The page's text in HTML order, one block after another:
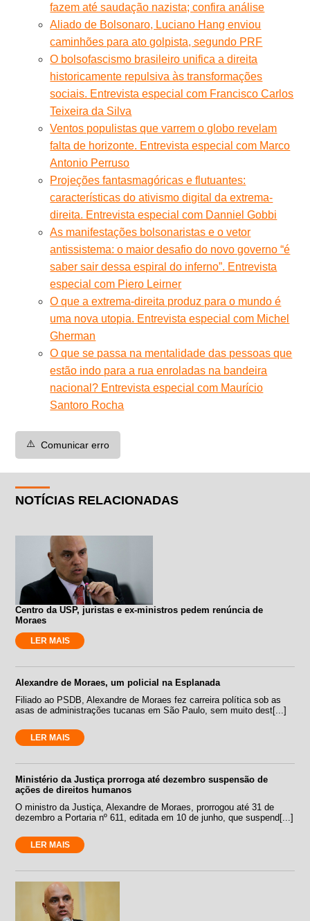
fazem até saudação nazista; confira análise
Aliado de Bolsonaro, Luciano Hang enviou
caminhões para ato golpista, segundo PRF
O bolsofascismo brasileiro unifica a direita
historicamente repulsiva às transformações
sociais. Entrevista especial com Francisco Carlos
Teixeira da Silva
Ventos populistas que varrem o globo revelam
falta de horizonte. Entrevista especial com Marco
Antonio Perruso
Projeções fantasmagóricas e flutuantes:
características do ativismo digital da extrema-
direita. Entrevista especial com Danniel Gobbi
As manifestações bolsonaristas e o vetor
antissistema: o maior desafio do novo governo “é
saber sair dessa espiral do inferno”. Entrevista
especial com Piero Leirner
O que a extrema-direita produz para o mundo é
uma nova utopia. Entrevista especial com Michel
Gherman
O que se passa na mentalidade das pessoas que
estão indo para a rua enroladas na bandeira
nacional? Entrevista especial com Maurício
Santoro Rocha
⚠️ Comunicar erro
NOTÍCIAS RELACIONADAS
Centro da USP, juristas e ex-ministros pedem renúncia de
Moraes
LER MAIS
Alexandre de Moraes, um policial na Esplanada
Filiado ao PSDB, Alexandre de Moraes fez carreira política sob as
asas de administrações tucanas em São Paulo, sem muito dest[...]
LER MAIS
Ministério da Justiça prorroga até dezembro suspensão de
ações de direitos humanos
O ministro da Justiça, Alexandre de Moraes, prorrogou até 31 de
dezembro a Portaria nº 611, editada em 10 de junho, que suspend[...]
LER MAIS